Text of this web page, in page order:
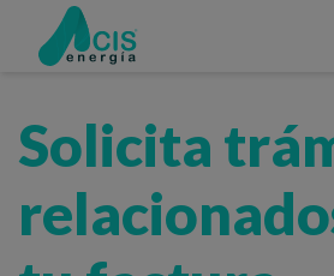
Solicita